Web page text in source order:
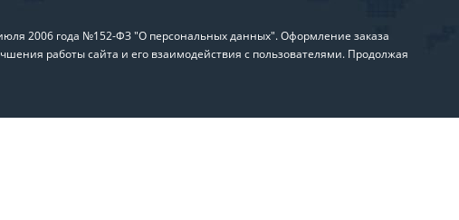
2006 года №152-ФЗ "О персональных данных". Оформление заказа
работы сайта и его взаимодействия с пользователями. Продолжая